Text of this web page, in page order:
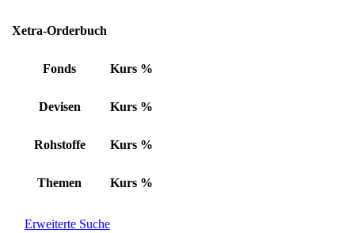
Xetra-Orderbuch
Fonds Kurs %
Devisen Kurs %
Rohstoffe Kurs %
Themen Kurs %
Erweiterte Suche